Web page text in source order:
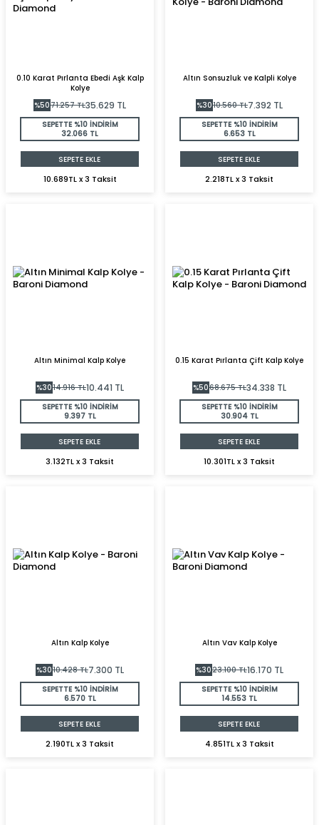
0.10 Karat Pırlanta Ebedi Aşk Kalp
Kolye
%5071.257TL35.629 TL
SEPETTE %10 İNDİRİM
32.066 TL
SEPETE EKLE
10.689TL x 3 Taksit
Altın Sonsuzluk ve Kalpli Kolye
%3010.560TL7.392 TL
SEPETTE %10 İNDİRİM
6.653 TL
SEPETE EKLE
2.218TL x 3 Taksit
Altın Minimal Kalp Kolye
%3014.916TL10.441 TL
SEPETTE %10 İNDİRİM
9.397 TL
SEPETE EKLE
3.132TL x 3 Taksit
0.15 Karat Pırlanta Çift Kalp Kolye
%5068.675TL34.338 TL
SEPETTE %10 İNDİRİM
30.904 TL
SEPETE EKLE
10.301TL x 3 Taksit
Altın Kalp Kolye
%3010.428TL7.300 TL
SEPETTE %10 İNDİRİM
6.570 TL
SEPETE EKLE
2.190TL x 3 Taksit
Altın Vav Kalp Kolye
%3023.100TL16.170 TL
SEPETTE %10 İNDİRİM
14.553 TL
SEPETE EKLE
4.851TL x 3 Taksit